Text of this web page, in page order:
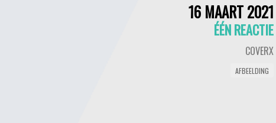
16 MAART 2021
ÉÉN REACTIE
COVERX
AFBEELDING